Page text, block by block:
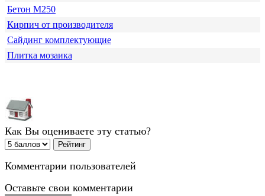
Бетон М250
Кирпич от производителя
Сайдинг комплектующие
Плитка мозаика
Как Вы оцениваете эту статью?
Комментарии пользователей
Оставьте свои комментарии